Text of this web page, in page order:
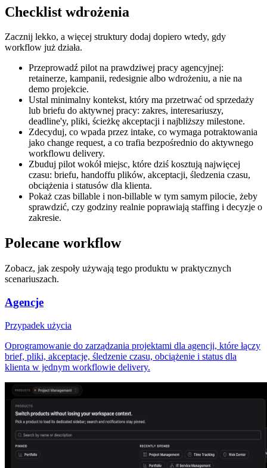
Checklist wdrożenia
Zacznij lekko, a więcej struktury dodaj dopiero wtedy, gdy
workflow już działa.
Przeprowadź pilot na prawdziwej pracy agencyjnej:
retainerze, kampanii, redesignie albo wdrożeniu, a nie na
demo projekcie.
Ustal minimalny kontekst, który ma przetrwać od sprzedaży
lub briefu do aktywnej pracy: zakres, interesariuszy,
deadline'y, pliki, ścieżkę akceptacji i najbliższy milestone.
Zdecyduj, co wpada przez intake, co wymaga potraktowania
jako change request, a co trafia bezpośrednio do aktywnego
workflowu delivery.
Zbuduj pilot wokół miejsc, które dziś kosztują najwięcej
czasu: briefu, handoffu plików, akceptacji, śledzenia czasu,
obciążenia i statusów dla klienta.
Pokaż czas billable i non-billable w tym samym pilocie, żeby
sprawdzić, czy godziny realnie poprawiają staffing i decyzje o
zakresie.
Polecane workflow
Zobacz, jak zespoły używają tego produktu w praktycznych
scenariuszach.
Agencje
Przypadek użycia
Oprogramowanie do zarządzania projektami dla agencji, które łączy
brief, pliki, akceptacje, śledzenie czasu, obciążenie i status dla
klienta w jednym workflowie delivery.